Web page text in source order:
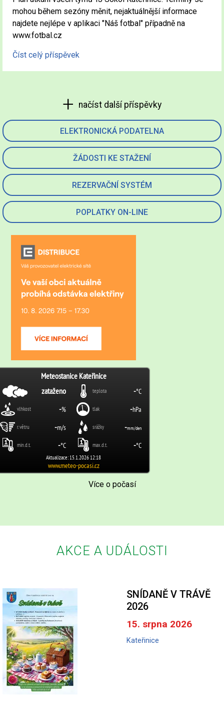
ELEKTRONICKÁ PODATELNA
ŽÁDOSTI KE STAŽENÍ
REZERVAČNÍ SYSTÉM
POPLATKY ON-LINE
Více o počasí
mohou během sezóny měnit, nejaktuálnější informace
najdete nejlépe v aplikaci "Náš fotbal" případně na
www.fotbal.cz
Číst celý příspěvek
načíst další příspěvky
AKCE A UDÁLOSTI
SNÍDANĚ V TRÁVĚ
2026
15. srpna 2026
Kateřinice